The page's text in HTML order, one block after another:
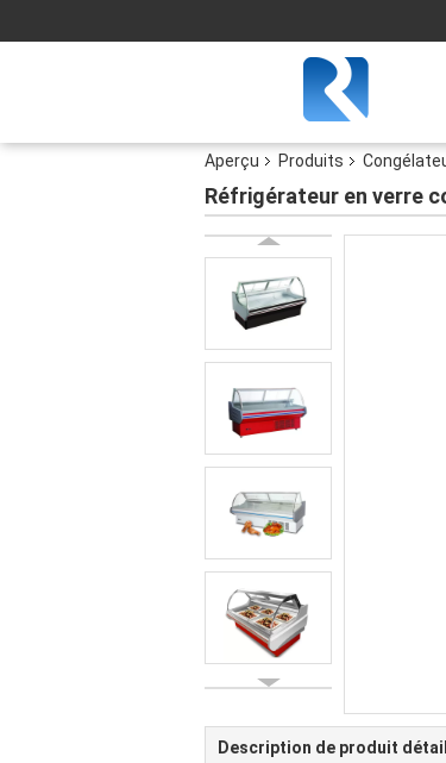
Aperçu Produits
Réfrigérateur en verre
Description de produit